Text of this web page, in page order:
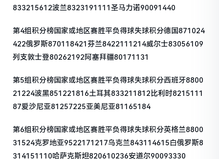
833215612波兰8323191111圣马力诺90091440
第4组积分榜国家或地区赛胜平负得球失球积分德国871024
422俄罗斯870118421芬兰8422111214威尔士83056109
列支敦士登80262192阿塞拜疆80171131
第5组积分榜国家或地区赛胜平负得球失球积分西班牙8800
21224波黑851221816土耳其833211812比利时8215111
87爱沙尼亚81257225亚美尼亚81165184
第6组积分榜国家或地区赛胜平负得球失球积分英格兰8800
31524克罗地亚9522171217乌克兰843114615白俄罗斯8
314151110哈萨克斯坦820610236安道尔90093330